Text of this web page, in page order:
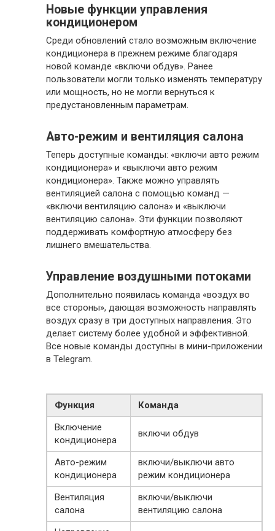
Новые функции управления
кондиционером
Среди обновлений стало возможным включение
кондиционера в прежнем режиме благодаря
новой команде «включи обдув». Ранее
пользователи могли только изменять температуру
или мощность, но не могли вернуться к
предустановленным параметрам.
Авто-режим и вентиляция салона
Теперь доступные команды: «включи авто режим
кондиционера» и «выключи авто режим
кондиционера». Также можно управлять
вентиляцией салона с помощью команд —
«включи вентиляцию салона» и «выключи
вентиляцию салона». Эти функции позволяют
поддерживать комфортную атмосферу без
лишнего вмешательства.
Управление воздушными потоками
Дополнительно появилась команда «воздух во
все стороны», дающая возможность направлять
воздух сразу в три доступных направления. Это
делает систему более удобной и эффективной.
Все новые команды доступны в мини-приложении
в Telegram.
Функция
Команда
Включение
кондиционера
включи обдув
Авто-режим
кондиционера
включи/выключи авто
режим кондиционера
Вентиляция
салона
включи/выключи
вентиляцию салона